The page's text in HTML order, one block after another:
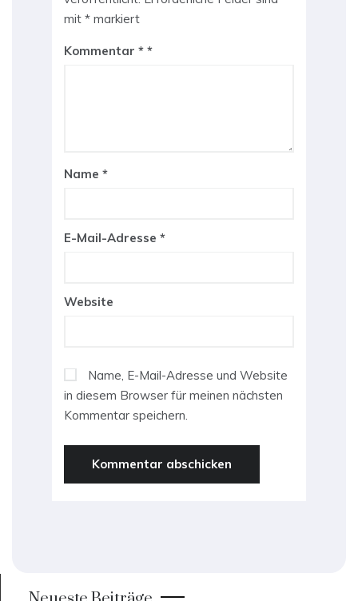
mit * markiert
Kommentar *
Name *
E-Mail-Adresse *
Website
Name, E-Mail-Adresse und Website
in diesem Browser für meinen nächsten
Kommentar speichern.